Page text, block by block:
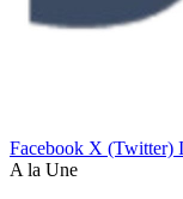
Facebook X (Twitter)
A la Une